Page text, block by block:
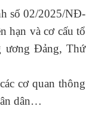
số 02/2025/NĐ-
hạn và cơ cấu tổ
ương Đảng, Thứ
cơ quan thông
dân…